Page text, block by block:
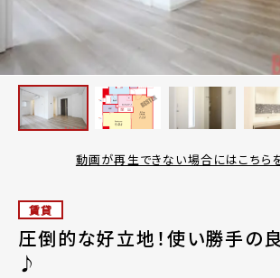
動画が再生できない場合にはこちら
賃貸
圧倒的な好立地！使い勝手の
♪